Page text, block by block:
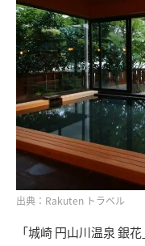
出典：Rakuten トラベル
「城崎 円山川温泉 銀